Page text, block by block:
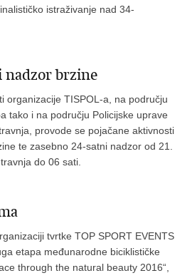
istraživanje nad 34-
nadzor brzine
organizacije TISPOL-a, na području
tako i na području Policijske uprave
provode se pojačane aktivnosti
te zasebno 24-satni nadzor od 21.
do 06 sati.
tvrtke TOP SPORT EVENTS
etapa međunarodne biciklističke
through the natural beauty 2016“,